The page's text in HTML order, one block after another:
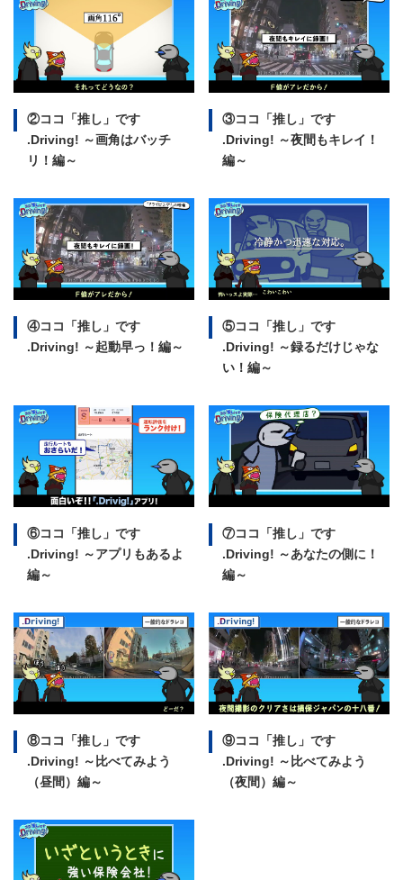
②ココ「推し」です
.Driving! ～画角はバッチ
リ！編～
③ココ「推し」です
.Driving! ～夜間もキレイ！
編～
④ココ「推し」です
.Driving! ～起動早っ！編～
⑤ココ「推し」です
.Driving! ～録るだけじゃな
い！編～
⑥ココ「推し」です
.Driving! ～アプリもあるよ
編～
⑦ココ「推し」です
.Driving! ～あなたの側に！
編～
⑧ココ「推し」です
.Driving! ～比べてみよう
（昼間）編～
⑨ココ「推し」です
.Driving! ～比べてみよう
（夜間）編～